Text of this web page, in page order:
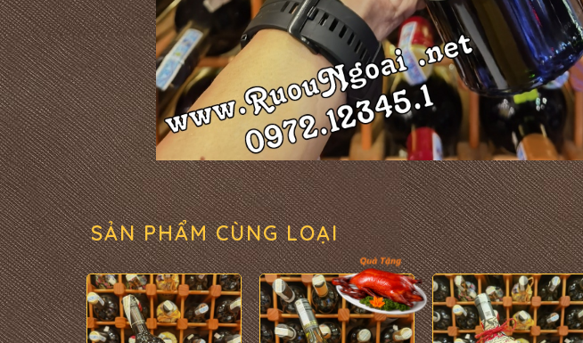
SẢN PHẨM CÙNG LOẠI